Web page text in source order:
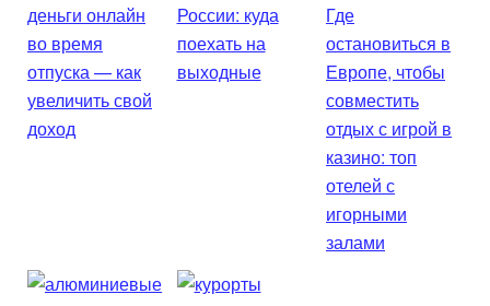
деньги онлайн
во время
отпуска — как
увеличить свой
доход
России: куда
поехать на
выходные
Где
остановиться в
Европе, чтобы
совместить
отдых с игрой в
казино: топ
отелей с
игорными
залами